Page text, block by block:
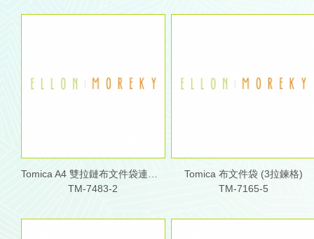
TM-7483-2
Tomica 布文件袋 (3拉鍊格)
TM-7165-5